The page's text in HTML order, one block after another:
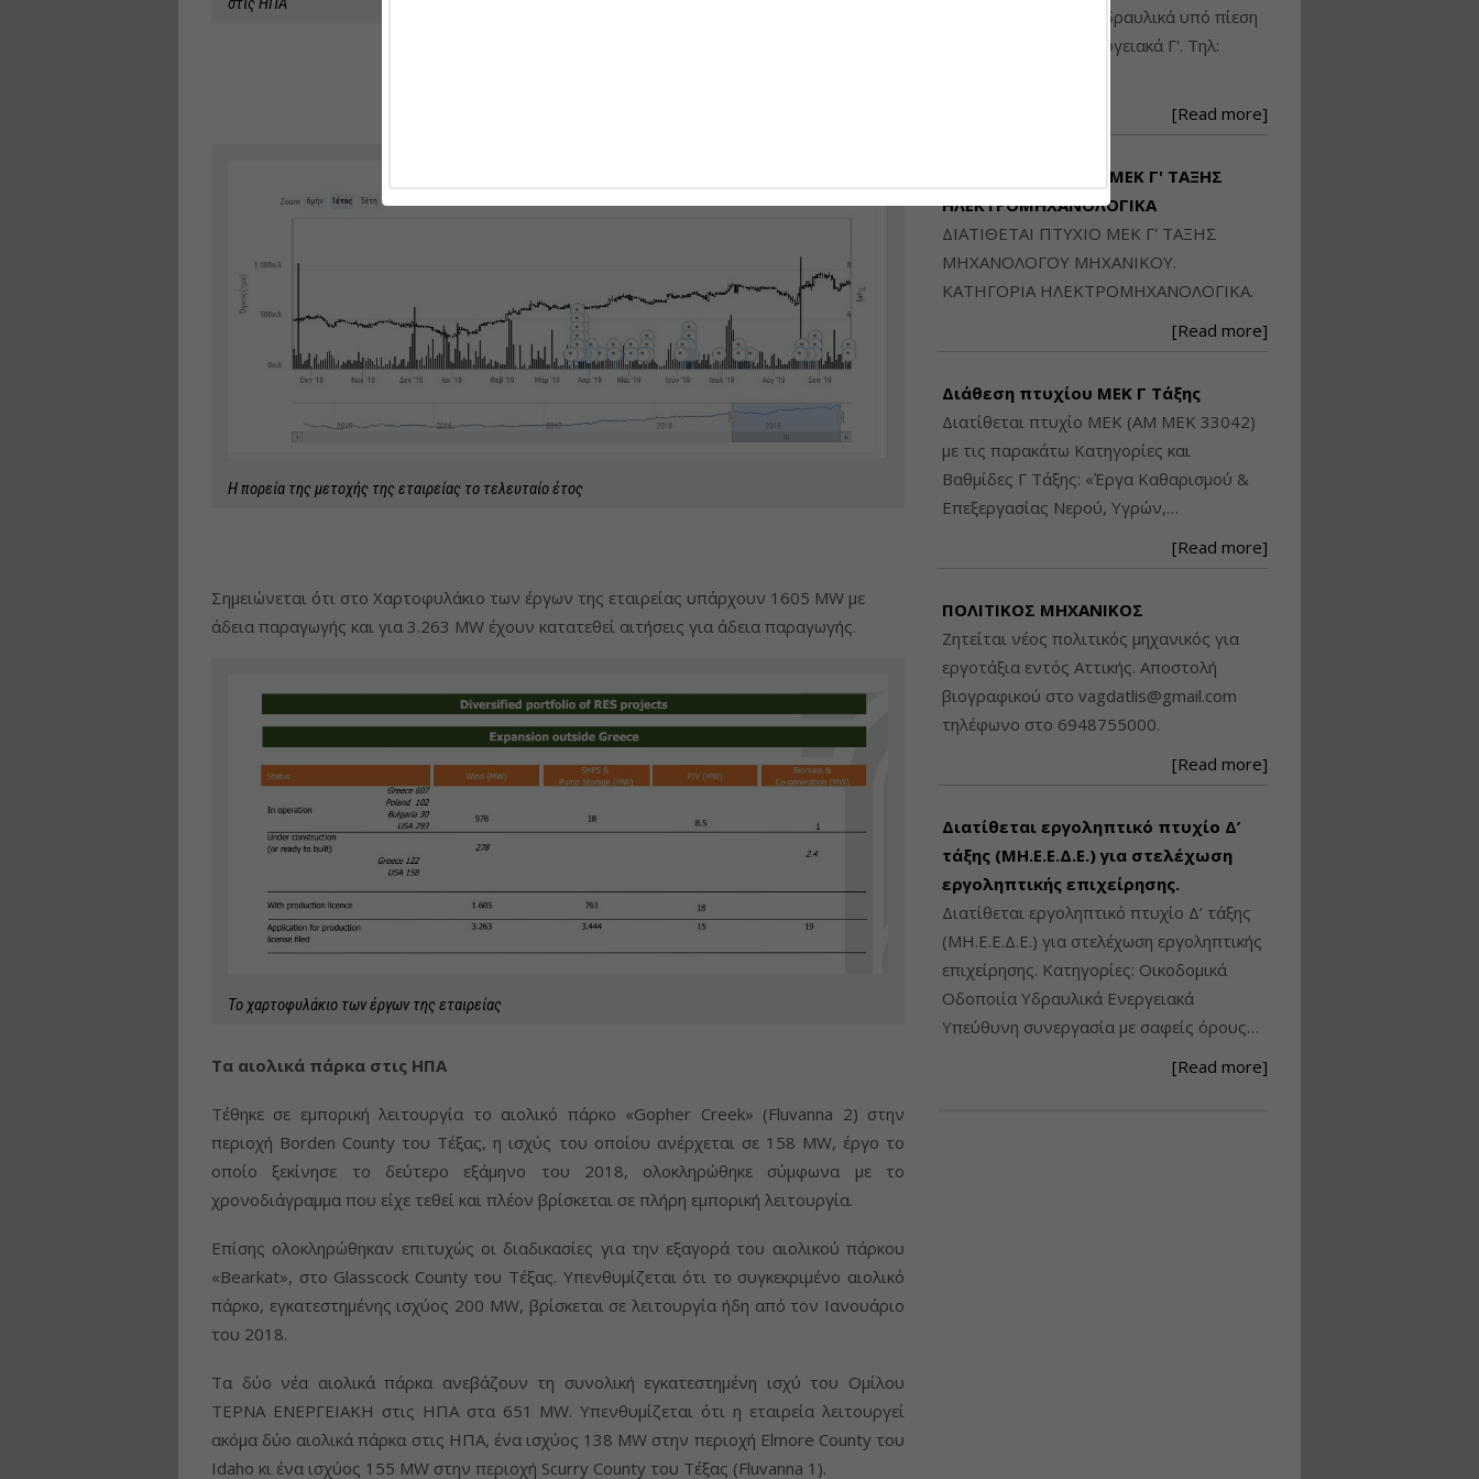
Η πορεία της μετοχής της εταιρείας το τελευταίο έτος
Σημειώνεται ότι στο Χαρτοφυλάκιο των έργων της εταιρείας υπάρχουν 1605 MW με
άδεια παραγωγής και για 3.263 MW έχουν κατατεθεί αιτήσεις για άδεια παραγωγής.
Το χαρτοφυλάκιο των έργων της εταιρείας
Τα αιολικά πάρκα στις ΗΠΑ
Τέθηκε σε εμπορική λειτουργία το αιολικό πάρκο «Gopher Creek» (Fluvanna 2) στην
περιοχή Borden County του Τέξας, η ισχύς του οποίου ανέρχεται σε 158 MW, έργο το
οποίο ξεκίνησε το δεύτερο εξάμηνο του 2018, ολοκληρώθηκε σύμφωνα με το
χρονοδιάγραμμα που είχε τεθεί και πλέον βρίσκεται σε πλήρη εμπορική λειτουργία.
Επίσης ολοκληρώθηκαν επιτυχώς οι διαδικασίες για την εξαγορά του αιολικού πάρκου
«Bearkat», στο Glasscock County του Τέξας. Υπενθυμίζεται ότι το συγκεκριμένο αιολικό
πάρκο, εγκατεστημένης ισχύος 200 MW, βρίσκεται σε λειτουργία ήδη από τον Ιανουάριο
του 2018.
Τα δύο νέα αιολικά πάρκα ανεβάζουν τη συνολική εγκατεστημένη ισχύ του Ομίλου
ΤΕΡΝΑ ΕΝΕΡΓΕΙΑΚΗ στις ΗΠΑ στα 651 MW. Υπενθυμίζεται ότι η εταιρεία λειτουργεί
ακόμα δύο αιολικά πάρκα στις ΗΠΑ, ένα ισχύος 138 MW στην περιοχή Elmore County του
Idaho κι ένα ισχύος 155 MW στην περιοχή Scurry County του Τέξας (Fluvanna 1).
Μηχανικού: Η/Μ Γ', Υδραυλικά υπό πίεση
Β', Βιομηχανικά - Ενεργειακά Γ'. Τηλ:
[Read more]
ΔΙΑΤΙΘΕΤΑΙ ΠΤΥΧΙΟ ΜΕΚ Γ' ΤΑΞΗΣ
ΗΛΕΚΤΡΟΜΗΧΑΝΟΛΟΓΙΚΑ
ΔΙΑΤΙΘΕΤΑΙ ΠΤΥΧΙΟ ΜΕΚ Γ' ΤΑΞΗΣ
ΜΗΧΑΝΟΛΟΓΟΥ ΜΗΧΑΝΙΚΟΥ.
ΚΑΤΗΓΟΡΙΑ ΗΛΕΚΤΡΟΜΗΧΑΝΟΛΟΓΙΚΑ.
[Read more]
Διάθεση πτυχίου ΜΕΚ Γ Τάξης
Διατίθεται πτυχίο ΜΕΚ (ΑΜ ΜΕΚ 33042)
με τις παρακάτω Κατηγορίες και
Βαθμίδες Γ Τάξης: «Έργα Καθαρισμού &
Επεξεργασίας Νερού, Υγρών,…
[Read more]
ΠΟΛΙΤΙΚΟΣ ΜΗΧΑΝΙΚΟΣ
Ζητείται νέος πολιτικός μηχανικός για
εργοτάξια εντός Αττικής. Αποστολή
βιογραφικού στο vagdatlis@gmail.com
τηλέφωνο στο 6948755000.
[Read more]
Διατίθεται εργοληπτικό πτυχίο Δ’
τάξης (ΜΗ.Ε.Ε.Δ.Ε.) για στελέχωση
εργοληπτικής επιχείρησης.
Διατίθεται εργοληπτικό πτυχίο Δ’ τάξης
(ΜΗ.Ε.Ε.Δ.Ε.) για στελέχωση εργοληπτικής
επιχείρησης. Κατηγορίες: Οικοδομικά
Οδοποιία Υδραυλικά Ενεργειακά
Υπεύθυνη συνεργασία με σαφείς όρους…
[Read more]
Ταυτότητα Κτιρίου/
και Πράξη (2024)
Πολεοδομικού
Σχεδιασμού Εντός
Ορίων Πόλεων και
Οικισμών και Εκτός
Εισηγήτρια:
Τιμή από: €145.00
Διάρκεια: 8 ώρες
τεχνολογίας
φωτισμού LED και
Εισηγητής:Στέφανος Τουλόγλου
Τιμή από: €190.00
Διάρκεια: 12 ώρες
Εκπόνηση Τοπικών και
Εισηγητής:
Τιμή από: €130.00
Διάρκεια: 6 ώρες
Επίβλεψη Δημοσίων
Έργων με τον
Ν.4782/2021